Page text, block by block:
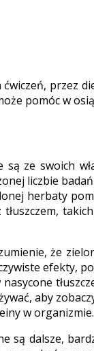
przez
pomóc w
ze swoich
liczbie
herbaty
że
aby
w organizmie.
dalsze,